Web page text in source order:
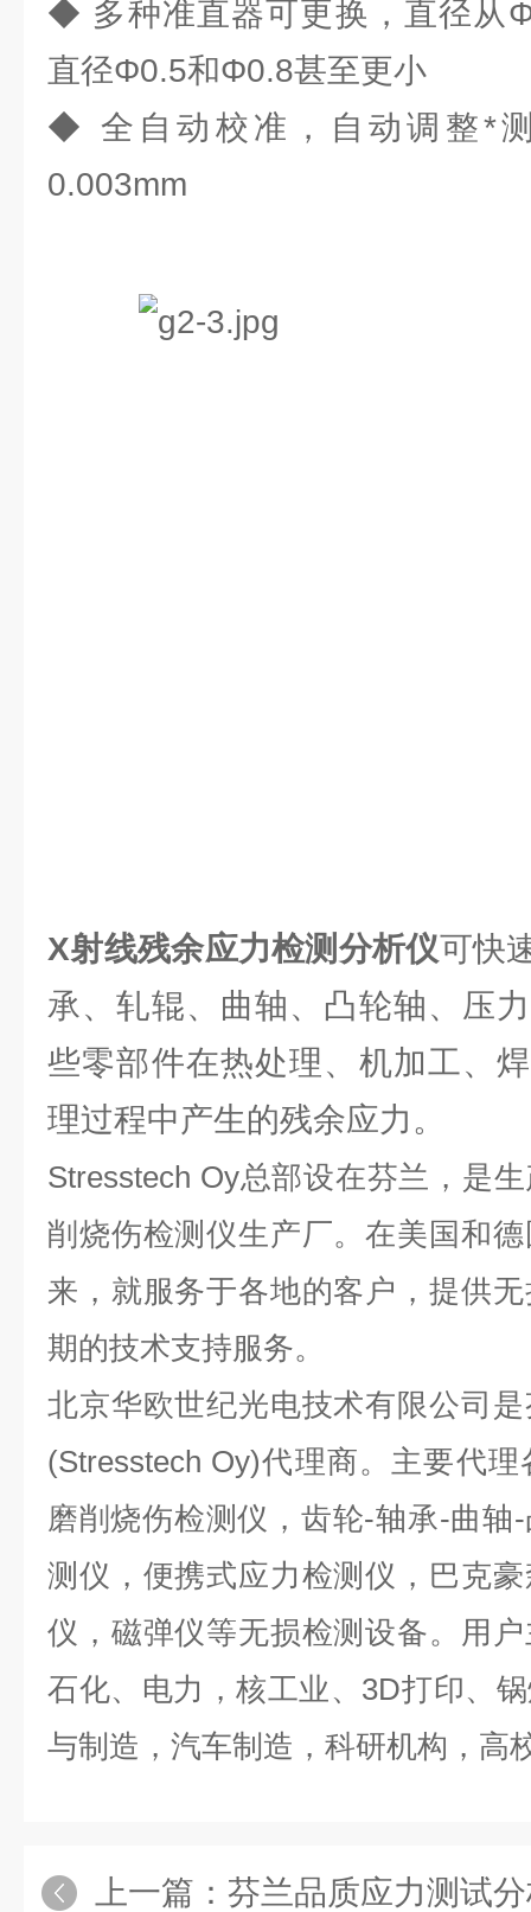
◆ 多种准直器可更换，直径从
直径Φ0.5和Φ0.8甚至更小
◆ 全自动校准，自动调整*
0.003mm
X射线残余应力检测分析仪可快
承、轧辊、曲轴、凸轮轴、压
些零部件在热处理、机加工、
理过程中产生的残余应力。
Stresstech Oy总部设在芬兰，是
削烧伤检测仪生产厂。在美国和
来，就服务于各地的客户，提供
期的技术支持服务。
北京华欧世纪光电技术有限公司
(Stresstech Oy)代理商。主要代
磨削烧伤检测仪，齿轮-轴承-曲轴
测仪，便携式应力检测仪，巴克
仪，磁弹仪等无损检测设备。用
石化、电力，核工业、3D打印、
与制造，汽车制造，科研机构，高
上一篇： 芬兰品质应力测试